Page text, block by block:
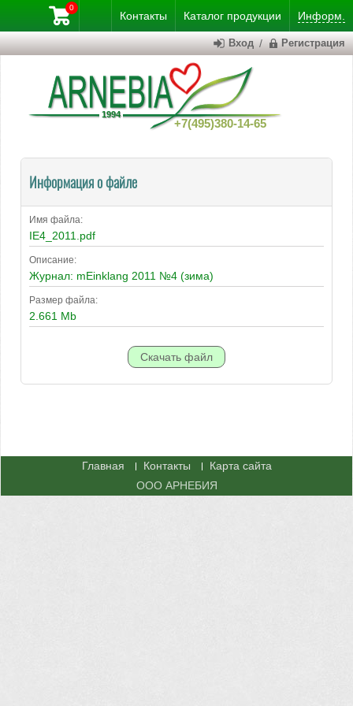
Контакты Каталог продукции Информ.
+7(495)380-14-65
0
Вход / Регистрация
Информация о файле
Имя файла:
IE4_2011.pdf
Описание:
Журнал: mEinklang 2011 №4 (зима)
Размер файла:
2.661 Mb
Главная Контакты
Карта сайта
ООО АРНЕБИЯ